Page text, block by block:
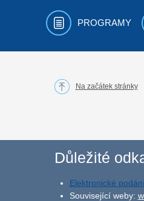
PROGRAMY
Na začátek stránky
Důležité
Elektronické
Související weby: